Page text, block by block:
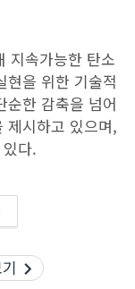
지속가능한 탄소
현을 위한 기술적
순한 감축을 넘어
제시하고 있으며,
다.